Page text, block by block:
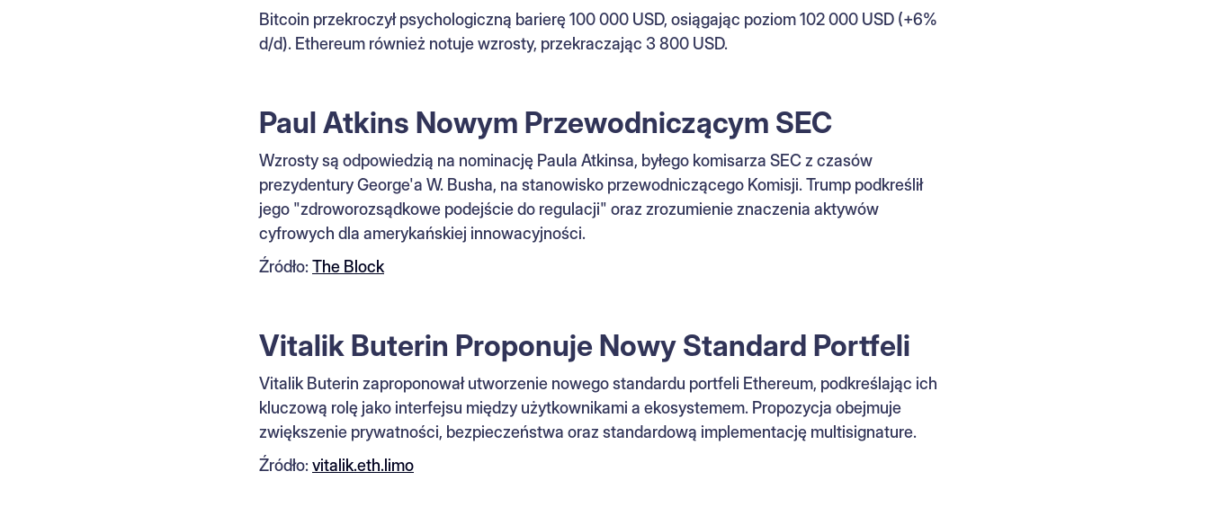
Bitcoin przekroczył psychologiczną barierę 100 000 USD, osiągając poziom 102 000 USD (+6%
d/d). Ethereum również notuje wzrosty, przekraczając 3 800 USD.
Paul Atkins Nowym Przewodniczącym SEC
Wzrosty są odpowiedzią na nominację Paula Atkinsa, byłego komisarza SEC z czasów
prezydentury George'a W. Busha, na stanowisko przewodniczącego Komisji. Trump podkreślił
jego "zdroworozsądkowe podejście do regulacji" oraz zrozumienie znaczenia aktywów
cyfrowych dla amerykańskiej innowacyjności.
Źródło:The Block
Vitalik Buterin Proponuje Nowy Standard Portfeli
Vitalik Buterin zaproponował utworzenie nowego standardu portfeli Ethereum, podkreślając ich
kluczową rolę jako interfejsu między użytkownikami a ekosystemem. Propozycja obejmuje
zwiększenie prywatności, bezpieczeństwa oraz standardową implementację multisignature.
Źródło:vitalik.eth.limo